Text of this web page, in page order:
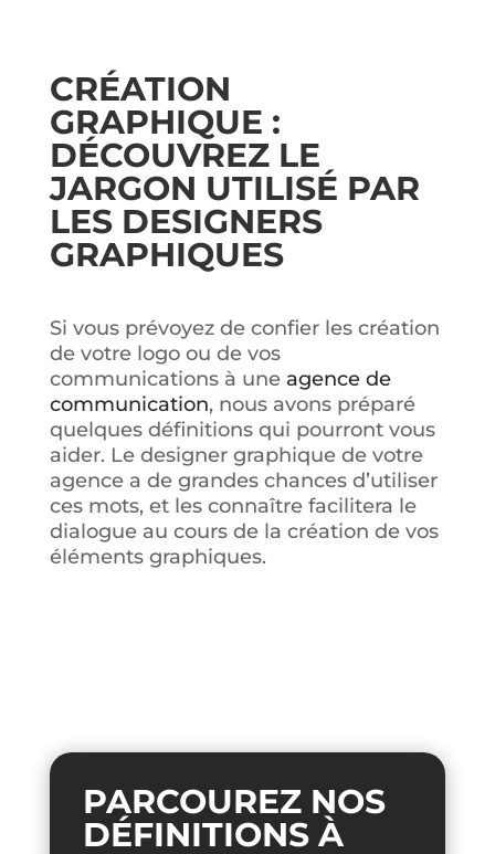
CRÉATION
GRAPHIQUE :
DÉCOUVREZ LE
JARGON UTILISÉ PAR
LES DESIGNERS
GRAPHIQUES
Si vous prévoyez de confier les création
de votre logo ou de vos
communications à une agence de
communication, nous avons préparé
quelques définitions qui pourront vous
aider. Le designer graphique de votre
agence a de grandes chances d’utiliser
ces mots, et les connaître facilitera le
dialogue au cours de la création de vos
éléments graphiques.
PARCOUREZ NOS
DÉFINITIONS À